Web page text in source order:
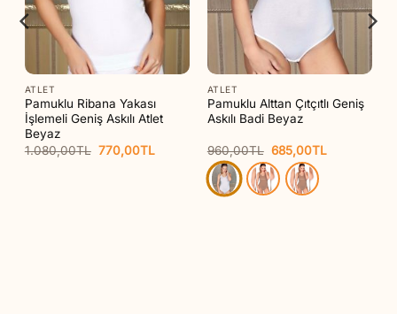
ATLET
Pamuklu Ribana Yakası
İşlemeli Geniş Askılı Atlet
Beyaz
1.080,00TL Orijinal
fiyat:
770,00TL
770,00TL.
ATLET
Pamuklu Alttan Çıtçıtlı Geniş
Askılı Badi Beyaz
960,00TL Orijinal
fiyat:
960,00TL.
685,00TL